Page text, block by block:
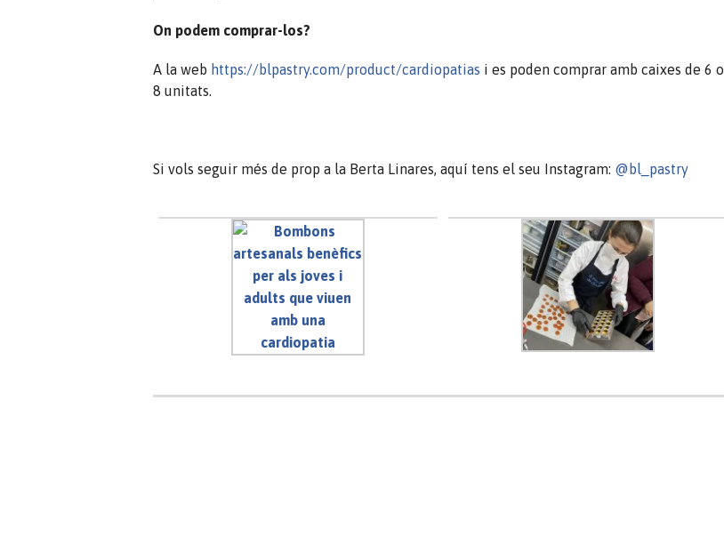
On podem comprar-los?
A la web https://blpastry.com/product/cardiopatias i es poden comprar amb caixes de 6 o
8 unitats.
Si vols seguir més de prop a la Berta Linares, aquí tens el seu Instagram: @bl_pastry